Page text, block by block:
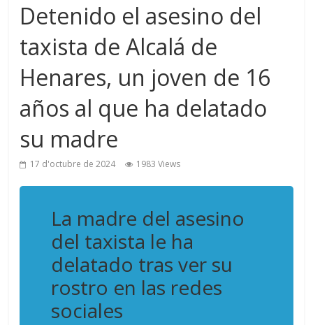
Detenido el asesino del
taxista de Alcalá de
Henares, un joven de 16
años al que ha delatado
su madre
17 d'octubre de 2024 1983 Views
La madre del asesino
del taxista le ha
delatado tras ver su
rostro en las redes
sociales